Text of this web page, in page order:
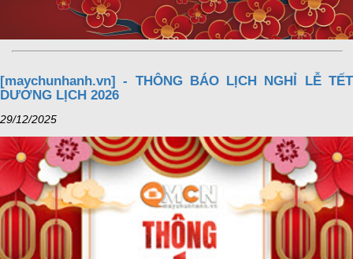
[maychunhanh.vn] - THÔNG BÁO LỊCH NGHỈ LỄ TẾT
DƯƠNG LỊCH 2026
29/12/2025